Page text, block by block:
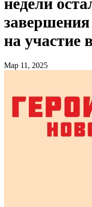
недели
на участие
Мар 11, 2025